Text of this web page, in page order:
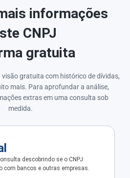
informações
CNPJ
gratuita
visão gratuita com histórico de dívidas,
mais. Para aprofundar a análise,
extras em uma consulta sob
medida.
descobrindo se o CNPJ
com bancos e outras empresas.